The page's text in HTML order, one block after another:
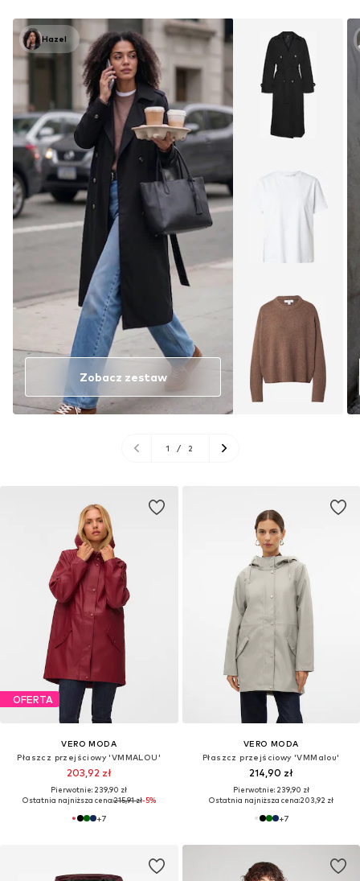
Hazel
Zobacz zestaw
1 / 2
OFERTA
VERO MODA
Płaszcz przejściowy 'VMMALOU'
203,92 zł
Pierwotnie: 239,90 zł
Ostatnia najniższa cena:215,91 zł-5%
+7
VERO MODA
Płaszcz przejściowy 'VMMalou'
214,90 zł
Pierwotnie: 239,90 zł
Ostatnia najniższa cena:203,92 zł
+7